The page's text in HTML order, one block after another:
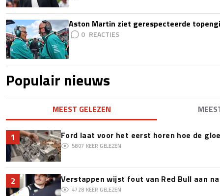
Aston Martin ziet gerespecteerde
0
Populair nieuws
MEEST GELEZEN
1 Ford laat voor het eerst horen hoe de
5807 KEER GELEZEN
2 Verstappen wijst fout van Red Bull aan
4728 KEER GELEZEN